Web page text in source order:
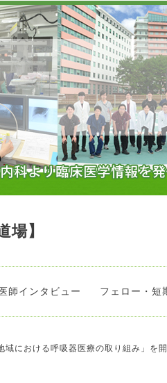
】
師インタビュー フェロー・短
における呼吸器医療の取り組み」を